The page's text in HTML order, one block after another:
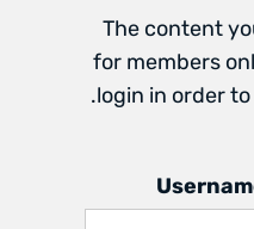
The content
for members
login in order